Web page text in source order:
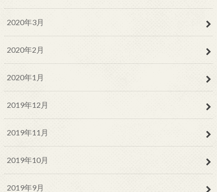
2020年3月
2020年2月
2020年1月
2019年12月
2019年11月
2019年10月
2019年9月